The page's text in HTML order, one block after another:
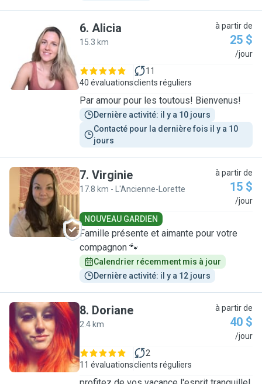
A
6. Alicia
15.3 km
à partir de
25 $
/jour
40 évaluations
11
clients réguliers
Par amour pour les toutous! Bienvenus!
Dernière activité: il y a 10 jours
Contacté pour la dernière fois il y a 10
jours
V
7. Virginie
17.8 km - L'Ancienne-Lorette
à partir de
15 $
/jour
NOUVEAU GARDIEN
Famille présente et aimante pour votre
compagnon 🐾
Calendrier récemment mis à jour
Dernière activité: il y a 12 jours
D
8. Doriane
2.4 km
à partir de
40 $
/jour
11 évaluations
2
clients réguliers